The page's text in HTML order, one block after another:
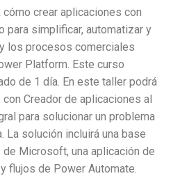
crear aplicaciones con
para simplificar, automatizar y
los procesos comerciales
Platform. Este curso
de 1 día. En este taller podrá
Creador de aplicaciones al
para solucionar un problema
La solución incluirá una base
Microsoft, una aplicación de
flujos de Power Automate.